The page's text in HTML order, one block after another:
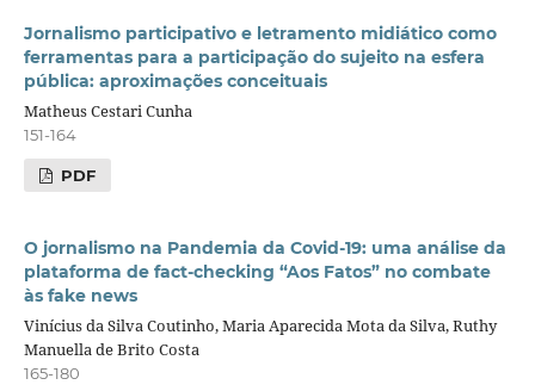
Jornalismo participativo e letramento midiático como
ferramentas para a participação do sujeito na esfera
pública: aproximações conceituais
Matheus Cestari Cunha
151-164
PDF
O jornalismo na Pandemia da Covid-19: uma análise da
plataforma de fact-checking “Aos Fatos” no combate
às fake news
Vinícius da Silva Coutinho, Maria Aparecida Mota da Silva, Ruthy
Manuella de Brito Costa
165-180